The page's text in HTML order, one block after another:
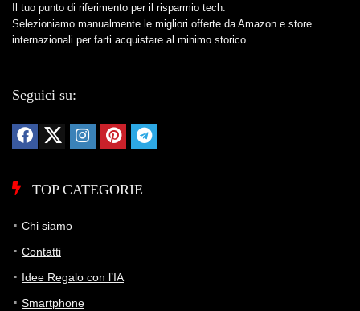
Il tuo punto di riferimento per il risparmio tech.
Selezioniamo manualmente le migliori offerte da Amazon e store
internazionali per farti acquistare al minimo storico.
Seguici su:
TOP CATEGORIE
Chi siamo
Contatti
Idee Regalo con l’IA
Smartphone